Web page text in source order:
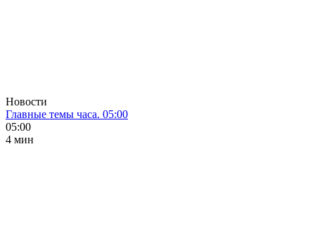
Новости
Главные темы часа. 05:00
05:00
4 мин